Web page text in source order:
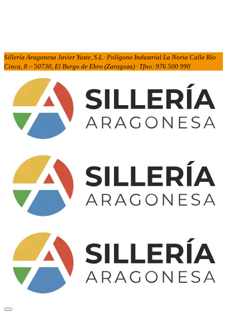
Sillería Aragonesa Javier Yuste, S.L.· Polígono Industrial La Noria Calle Río
Cinca, 8 – 50730, El Burgo de Ebro (Zaragoza) · Tfno: 976 500 990